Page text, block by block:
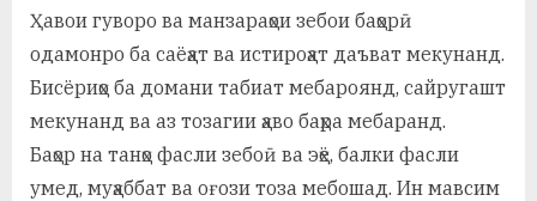
у
с
р
а
Ҳавои гуворо ва манзараҳои зебои баҳорӣ
одамонро ба саёҳат ва истироҳат даъват мекунанд.
Бисёриҳо ба домани табиат мебароянд, сайругашт
мекунанд ва аз тозагии ҳаво баҳра мебаранд.
Баҳор на танҳо фасли зебоӣ ва эҳё, балки фасли
умед, муҳаббат ва оғози тоза мебошад. Ин мавсим